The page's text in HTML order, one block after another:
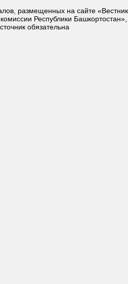
размещенных на сайте «Вестник
Республики Башкортостан»,
обязательна